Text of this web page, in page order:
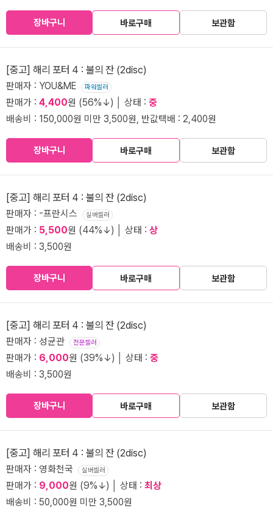
장바구니 바로구매 보관함
[중고] 해리 포터 4 : 불의 잔 (2disc)
판매자 : YOU&ME 파워셀러
판매가 : 4,400원 (56%↓) │ 상태 : 중
배송비 : 150,000원 미만 3,500원, 반값택배 : 2,400원
장바구니 바로구매 보관함
[중고] 해리 포터 4 : 불의 잔 (2disc)
판매자 : -프란시스 실버셀러
판매가 : 5,500원 (44%↓) │ 상태 : 상
배송비 : 3,500원
장바구니 바로구매 보관함
[중고] 해리 포터 4 : 불의 잔 (2disc)
판매자 : 성균관 전문셀러
판매가 : 6,000원 (39%↓) │ 상태 : 중
배송비 : 3,500원
장바구니 바로구매 보관함
[중고] 해리 포터 4 : 불의 잔 (2disc)
판매자 : 영화천국 실버셀러
판매가 : 9,000원 (9%↓) │ 상태 : 최상
배송비 : 50,000원 미만 3,500원